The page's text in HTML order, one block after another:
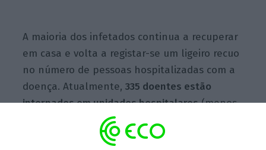
A maioria dos infetados continua a recuperar
em casa e volta a registar-se um ligeiro recuo
no número de pessoas hospitalizadas com a
doença. Atualmente,335 doentes estão
internados em unidades hospitalares(menos
10 nas últimas 24 horas), dos quais
unidades de cuidados intensivos